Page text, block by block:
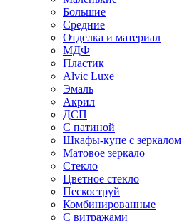
Большие
Средние
Отделка и материал
МДФ
Пластик
Alvic Luxe
Эмаль
Акрил
ДСП
С патиной
Шкафы-купе с зеркалом
Матовое зеркало
Стекло
Цветное стекло
Пескоструй
Комбинированные
С витражами